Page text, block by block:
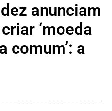
anunciam
‘moeda
comum’: a